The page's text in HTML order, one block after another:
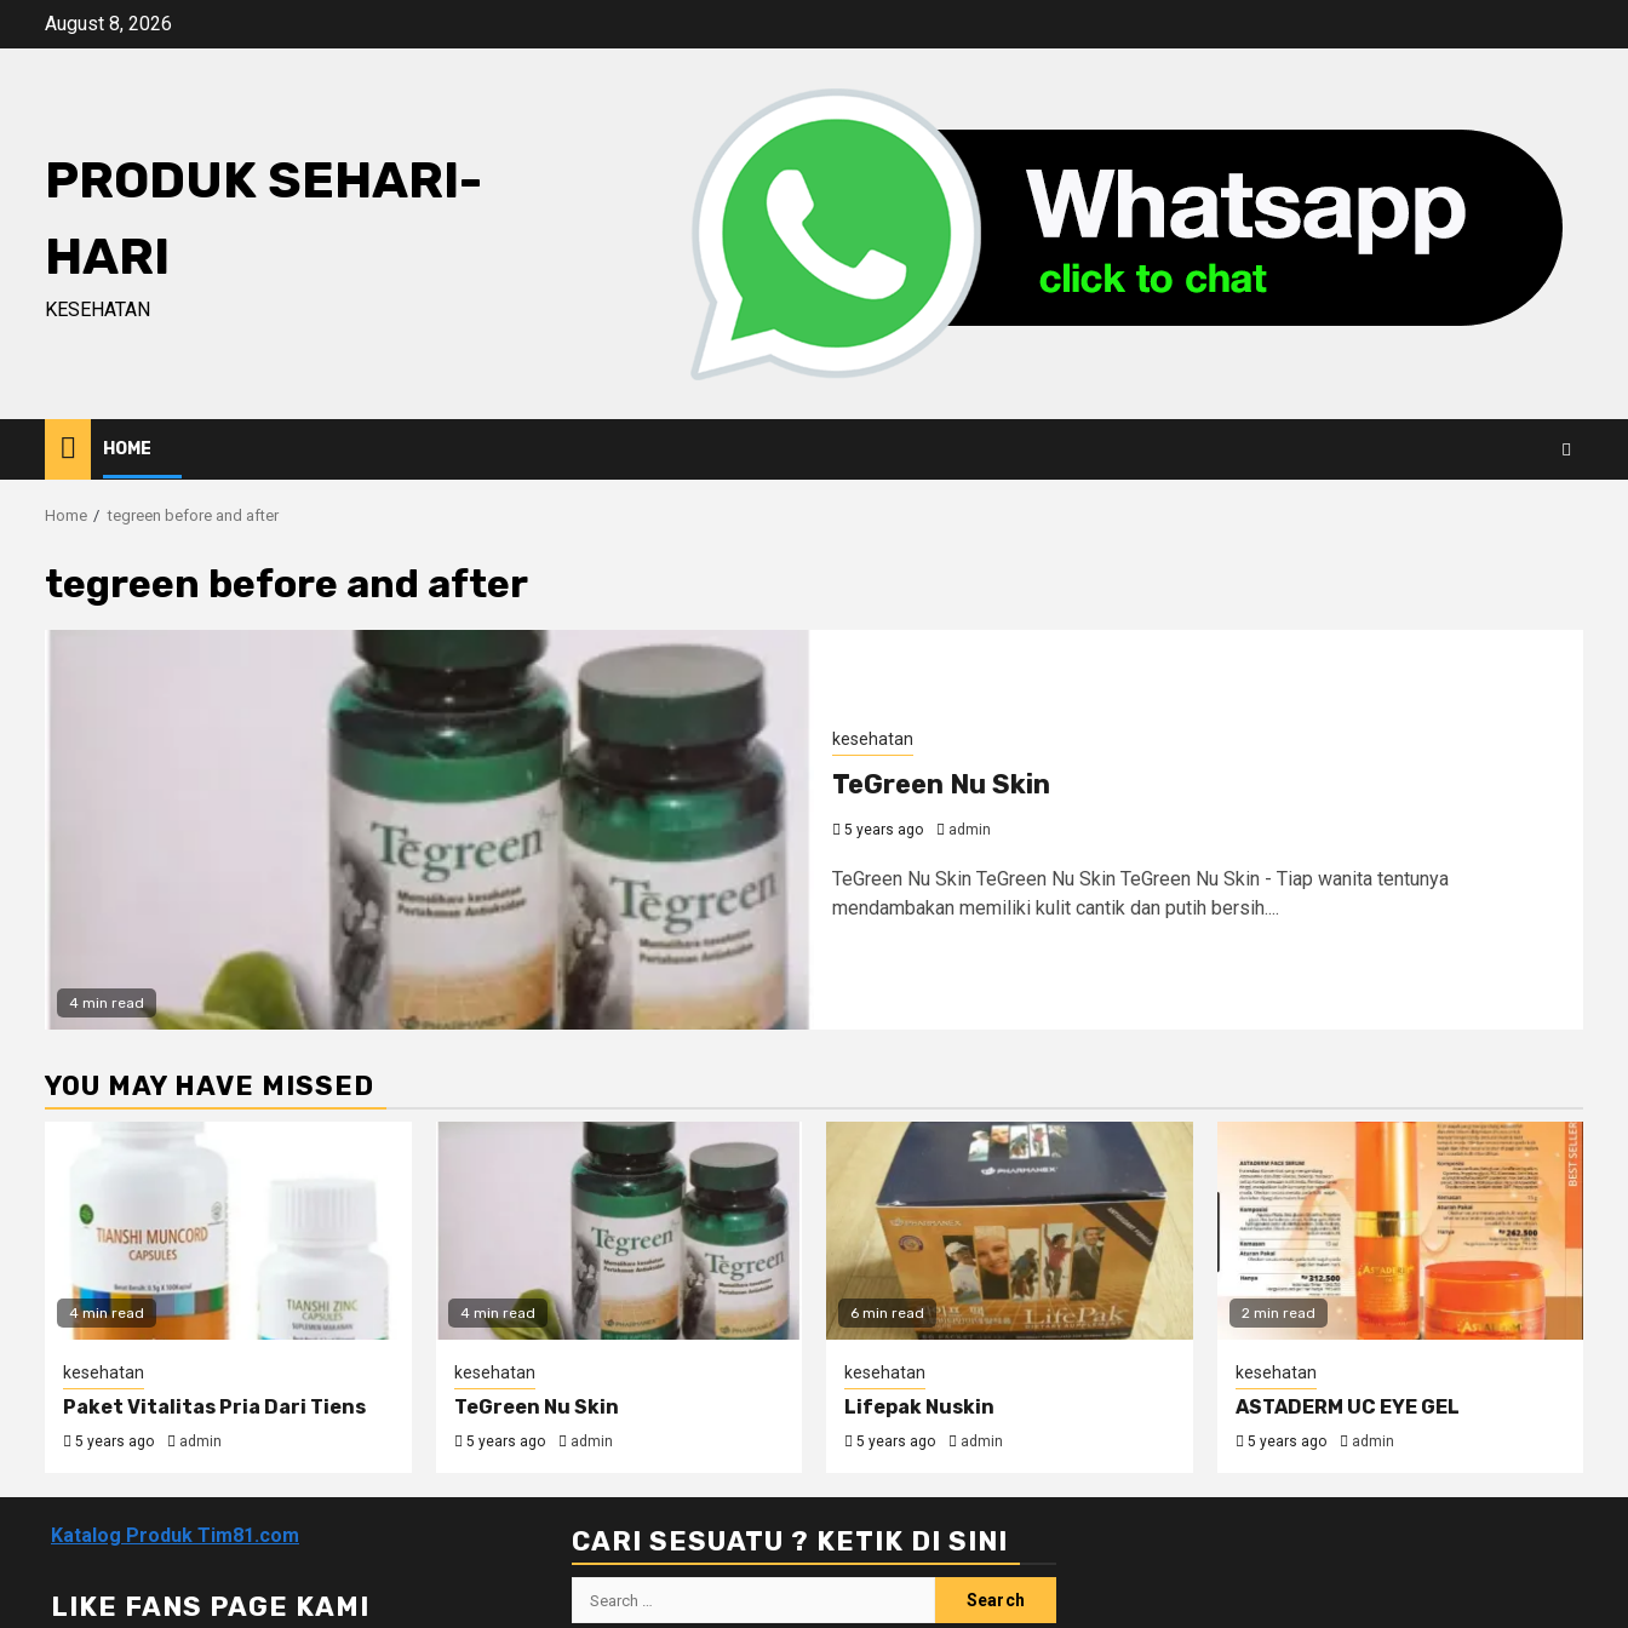
August 8, 2026
PRODUK SEHARI-
HARI
KESEHATAN
HOME
Home tegreen before and after
tegreen before and after
4 min read
kesehatan
TeGreen Nu Skin
5 years ago admin
TeGreen Nu Skin TeGreen Nu Skin TeGreen Nu Skin - Tiap wanita tentunya
mendambakan memiliki kulit cantik dan putih bersih....
YOU MAY HAVE MISSED
4 min read
kesehatan
Paket Vitalitas Pria Dari Tiens
5 years ago admin
4 min read
kesehatan
TeGreen Nu Skin
5 years ago admin
6 min read
kesehatan
Lifepak Nuskin
5 years ago admin
2 min read
kesehatan
ASTADERM UC EYE GEL
5 years ago admin
Katalog Produk Tim81.com
LIKE FANS PAGE KAMI
CARI SESUATU ? KETIK DI SINI
Search
for: